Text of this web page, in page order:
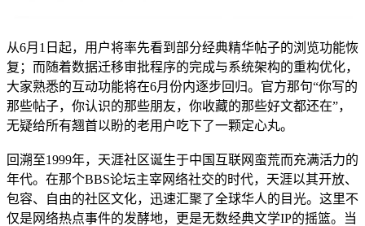
从6月1日起，用户将率先看到部分经典精华帖子的浏览功能恢
复；而随着数据迁移审批程序的完成与系统架构的重构优化，
大家熟悉的互动功能将在6月份内逐步回归。官方那句“你写的
那些帖子，你认识的那些朋友，你收藏的那些好文都还在”，
无疑给所有翘首以盼的老用户吃下了一颗定心丸。
回溯至1999年，天涯社区诞生于中国互联网蛮荒而充满活力的
年代。在那个BBS论坛主宰网络社交的时代，天涯以其开放、
包容、自由的社区文化，迅速汇聚了全球华人的目光。这里不
仅是网络热点事件的发酵地，更是无数经典文学IP的摇篮。当